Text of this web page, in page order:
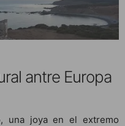
antre Europa
una joya en el extremo